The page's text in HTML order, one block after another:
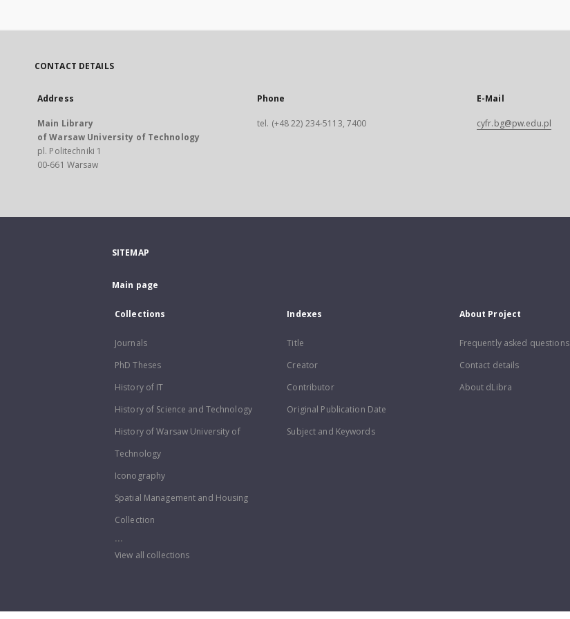
CONTACT DETAILS
Address
Main Library
of Warsaw University of Technology
pl. Politechniki 1
00-661 Warsaw
Phone
tel. (+48 22) 234-5113, 7400
E-Mail
cyfr.bg@pw.edu.pl
SITEMAP
Main page
Collections
Journals
PhD Theses
History of IT
History of Science and Technology
History of Warsaw University of
Technology
Iconography
Spatial Management and Housing
Collection
...
View all collections
Indexes
Title
Creator
Contributor
Original Publication Date
Subject and Keywords
About Project
Frequently asked questions
Contact details
About dLibra